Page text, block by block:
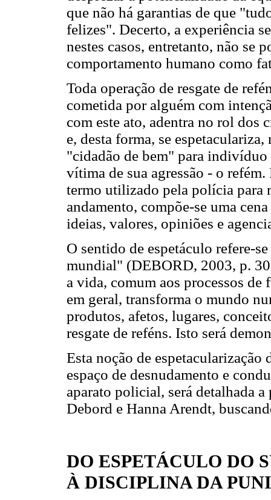
que não há garantias de que
felizes". Decerto, a experiência
nestes casos, entretanto, não se
comportamento humano como
Toda operação de resgate de
cometida por alguém com
com este ato, adentra no rol dos
e, desta forma, se
"cidadão de bem" para
vítima de sua agressão - o
termo utilizado pela polícia para
andamento, compõe-se uma
ideias, valores, opiniões e
O sentido de espetáculo refere-
mundial" (DEBORD, 2003, p.
a vida, comum aos processos
em geral, transforma o mundo
produtos, afetos, lugares,
resgate de reféns. Isto será
Esta noção de
espaço de desnudamento e
aparato policial, será detalhada
Debord e Hanna Arendt,
DO ESPETÁCULO DO
À DISCIPLINA DA